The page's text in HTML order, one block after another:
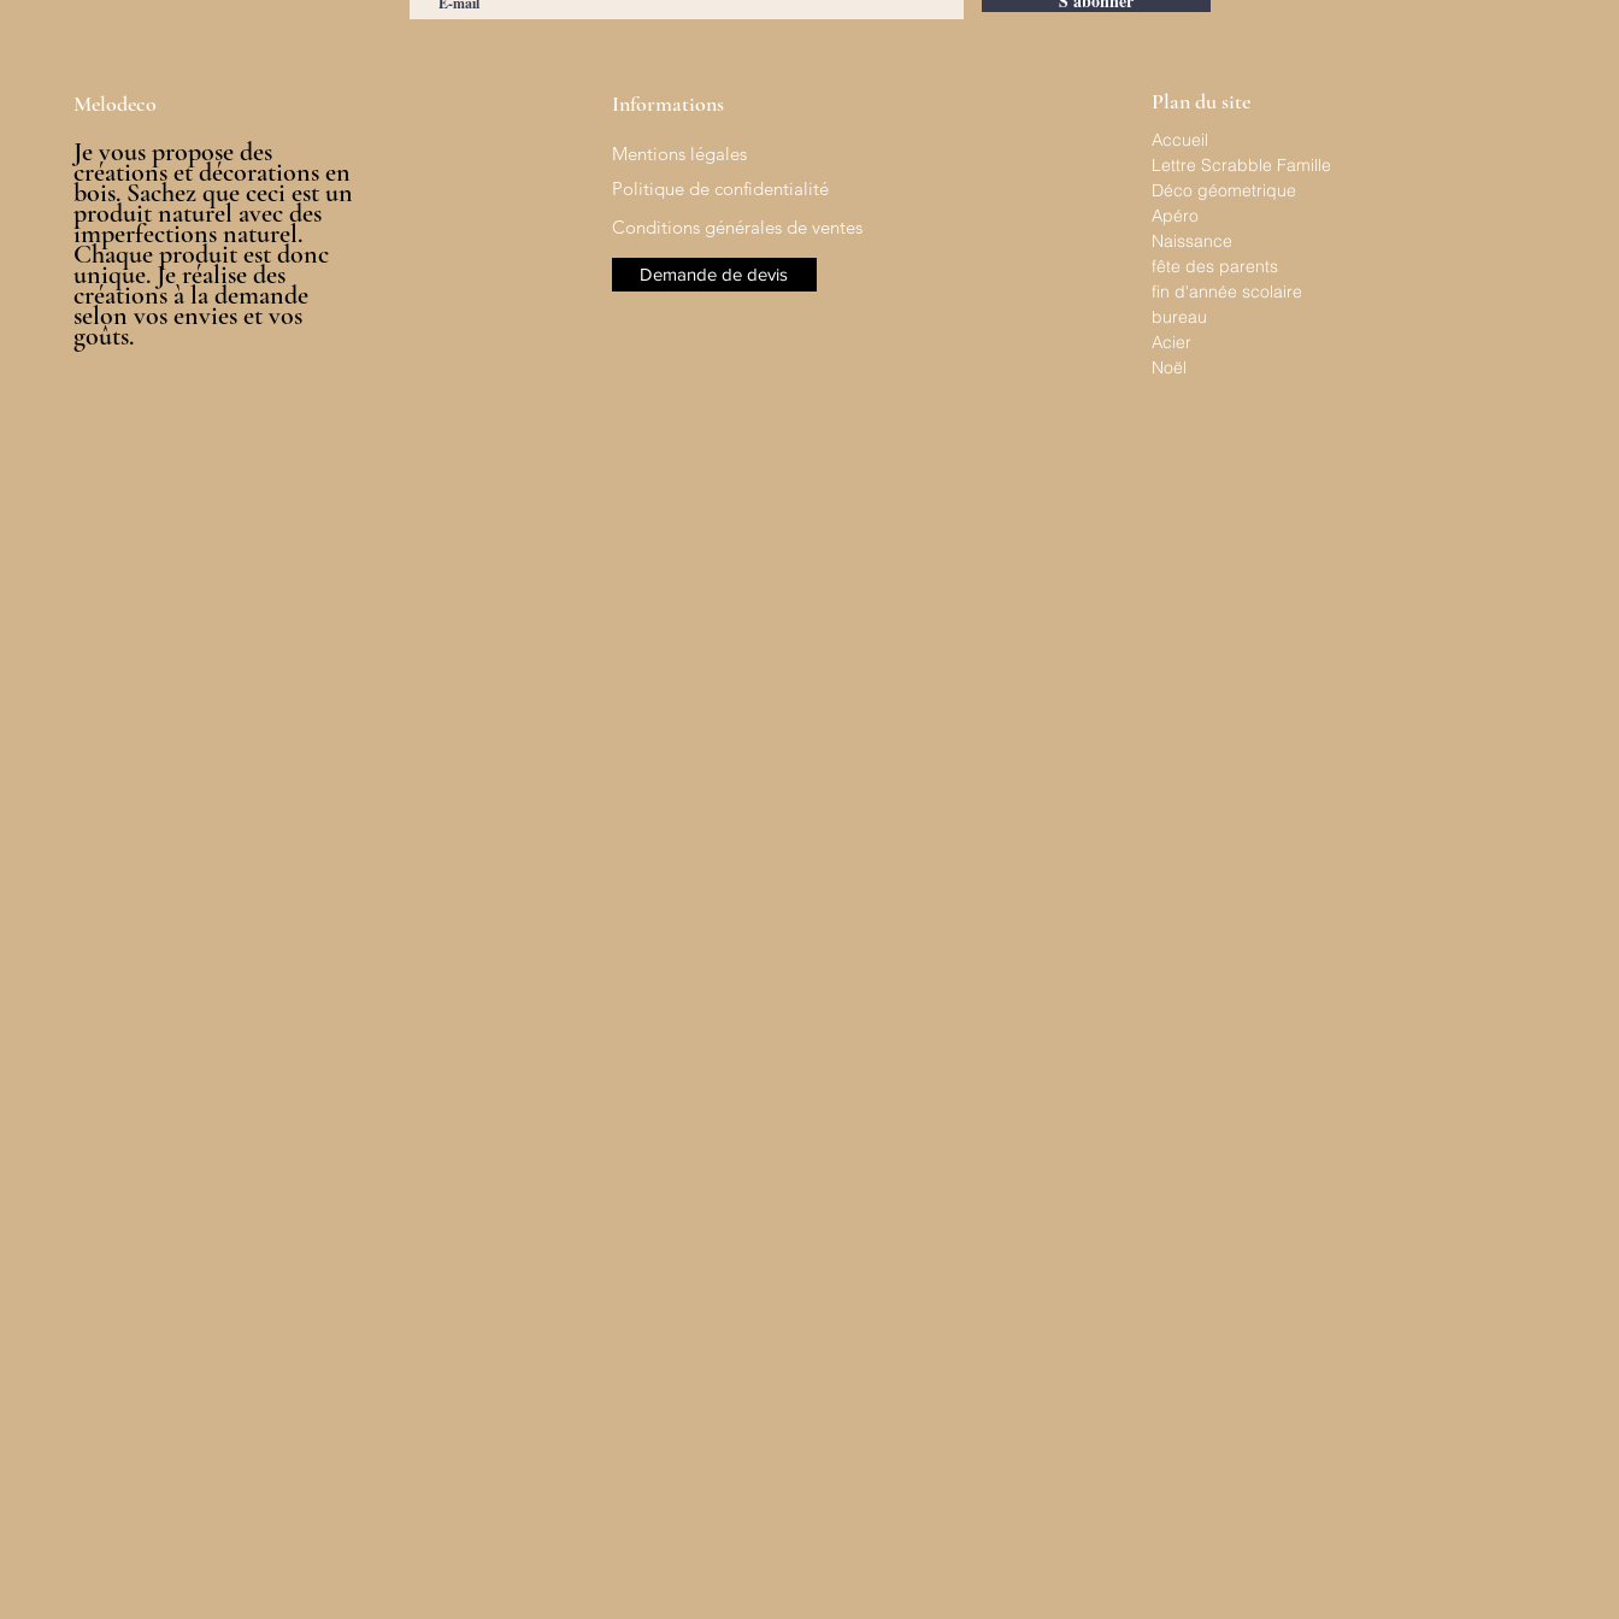
Melodeco
Je vous propose des
créations et décorations en
bois. Sachez que ceci est un
produit naturel avec des
imperfections naturel.
Chaque produit est donc
unique. Je réalise des
créations à la demande
selon vos envies et vos
goûts.
Informations
Mentions légales
Politique de confidentialité
Conditions générales de ventes
Demande de devis
Plan du site
Accueil
Lettre Scrabble Famille
Déco géometrique
Apéro
Naissance
fête des parents
fin d'année scolaire
bureau
Acier
Noël